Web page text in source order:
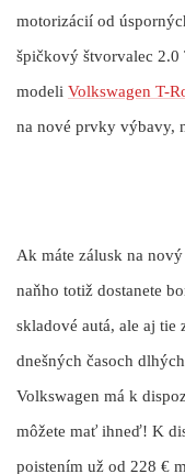
motorizácií od
špičkový štvorvalec
modeli Volkswagen T-
na nové prvky výbavy,
Ak máte zálusk na
naňho totiž dostanete
skladové autá, ale aj
dnešných časoch
Volkswagen má k
môžete mať ihneď! K
poistením už od 228 €